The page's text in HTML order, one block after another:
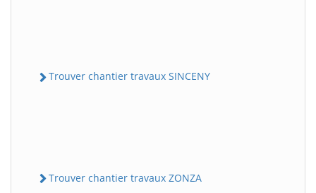
Trouver chantier travaux SINCENY
Trouver chantier travaux ZONZA